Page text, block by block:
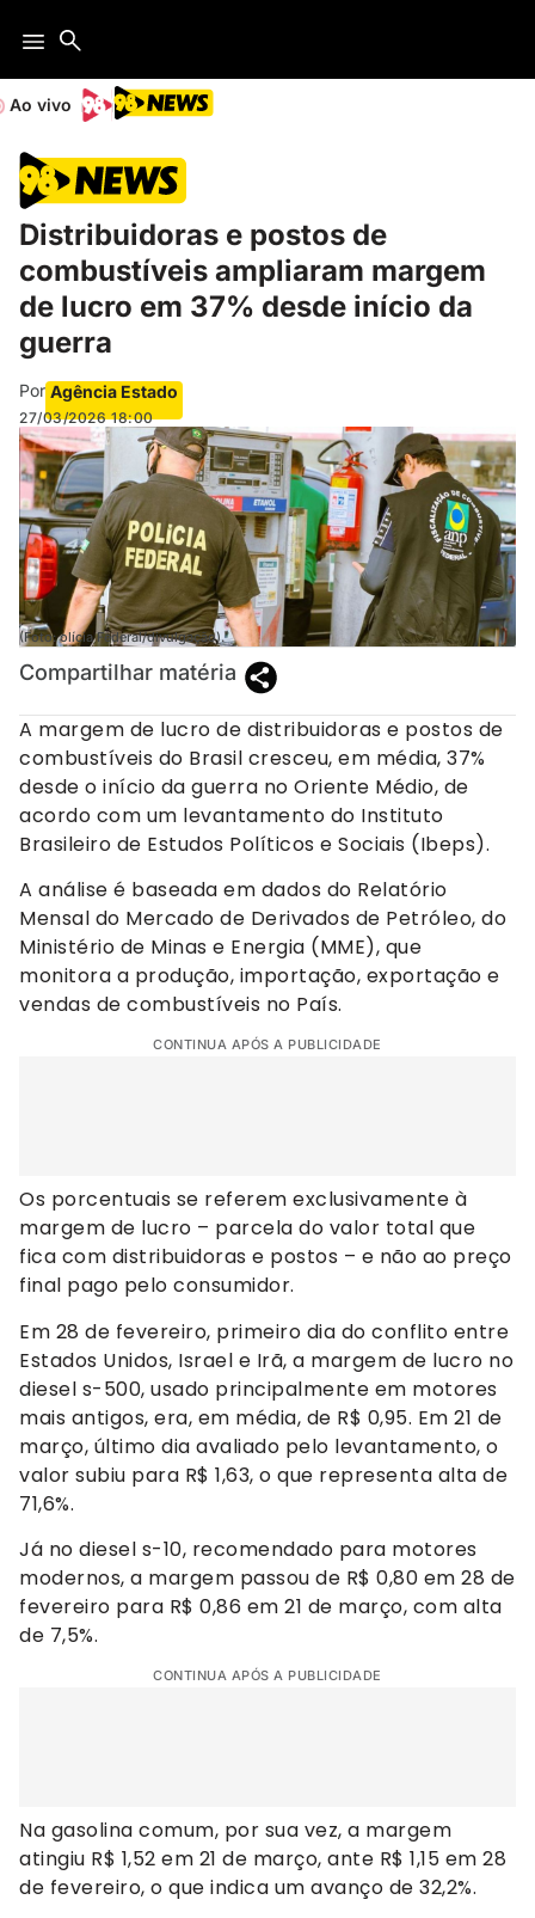
Ao vivo
Distribuidoras e postos de
combustíveis ampliaram margem
de lucro em 37% desde início da
guerra
Por Agência Estado
27/03/2026 18:00
(Foto: olícia Federal/divulgação).
Compartilhar matéria
A margem de lucro de distribuidoras e postos de
combustíveis do Brasil cresceu, em média, 37%
desde o início da guerra no Oriente Médio, de
acordo com um levantamento do Instituto
Brasileiro de Estudos Políticos e Sociais (Ibeps).
A análise é baseada em dados do Relatório
Mensal do Mercado de Derivados de Petróleo, do
Ministério de Minas e Energia (MME), que
monitora a produção, importação, exportação e
vendas de combustíveis no País.
CONTINUA APÓS A PUBLICIDADE
Os porcentuais se referem exclusivamente à
margem de lucro – parcela do valor total que
fica com distribuidoras e postos – e não ao preço
final pago pelo consumidor.
Em 28 de fevereiro, primeiro dia do conflito entre
Estados Unidos, Israel e Irã, a margem de lucro no
diesel s-500, usado principalmente em motores
mais antigos, era, em média, de R$ 0,95. Em 21 de
março, último dia avaliado pelo levantamento, o
valor subiu para R$ 1,63, o que representa alta de
71,6%.
Já no diesel s-10, recomendado para motores
modernos, a margem passou de R$ 0,80 em 28 de
fevereiro para R$ 0,86 em 21 de março, com alta
de 7,5%.
CONTINUA APÓS A PUBLICIDADE
Na gasolina comum, por sua vez, a margem
atingiu R$ 1,52 em 21 de março, ante R$ 1,15 em 28
de fevereiro, o que indica um avanço de 32,2%.